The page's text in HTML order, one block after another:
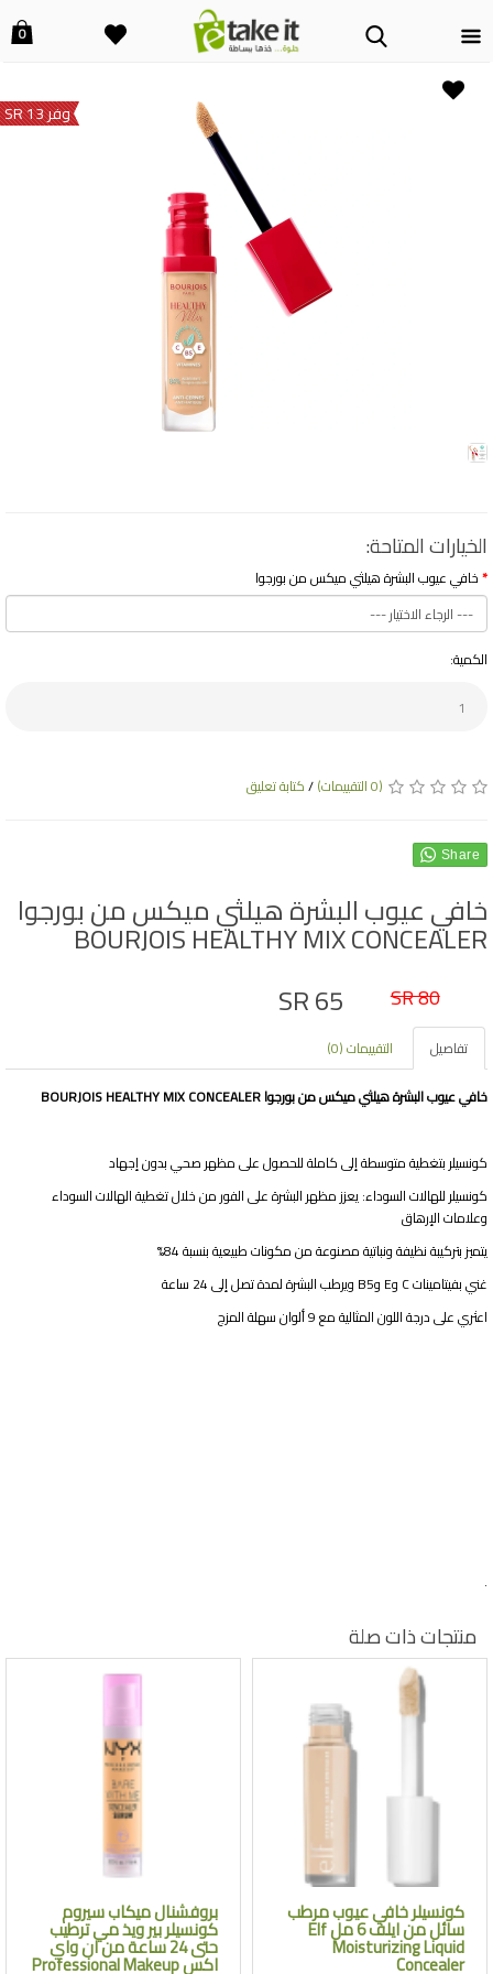
0
وفر 13 SR
الخيارات المتاحة:
خافي عيوب البشرة هيلثي ميكس من بورجوا
الكمية:
(0 التقييمات) /كتابة تعليق
Share
خافي عيوب البشرة هيلثي ميكس من بورجوا
BOURJOIS HEALTHY MIX CONCEALER
SR 80
SR 65
تفاصيل
التقييمات (0)
خافي عيوب البشرة هيلثي ميكس من بورجوا BOURJOIS HEALTHY MIX CONCEALER
كونسيلر بتغطية متوسطة إلى كاملة للحصول على مظهر صحي بدون إجهاد
كونسيلر للهالات السوداء: يعزز مظهر البشرة على الفور من خلال تغطية الهالات السوداء
وعلامات الإرهاق
يتميز بتركيبة نظيفة ونباتية مصنوعة من مكونات طبيعية بنسبة 84%
غني بفيتامينات C وE وB5 ويرطب البشرة لمدة تصل إلى 24 ساعة
اعثري على درجة اللون المثالية مع 9 ألوان سهلة المزج
.
منتجات ذات صلة
كونسيلر خافي عيوب مرطب
سائل من ايلف 6 مل Elf
Moisturizing Liquid
Concealer
بروفشنال ميكاب سيروم
كونسيلر بير ويذ مي ترطيب
حتى 24 ساعة من ان واي
اكس Professional Makeup